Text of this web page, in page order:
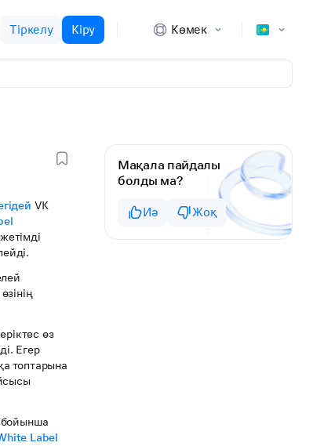
Тіркелу Кіру Көмек
VK
өз
Егер
топтарына
бойынша
Label
Мақала пайдалы
болды ма?
Иә Жоқ